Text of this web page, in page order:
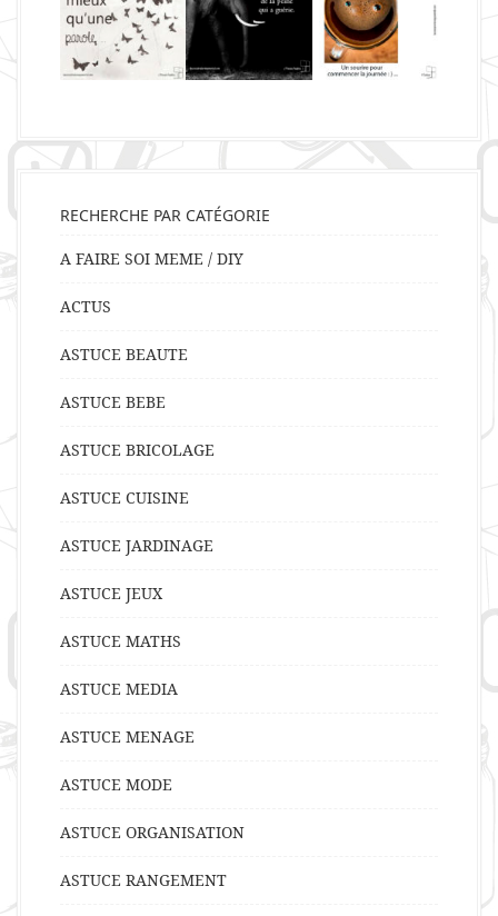
RECHERCHE PAR CATÉGORIE
A FAIRE SOI MEME / DIY
ACTUS
ASTUCE BEAUTE
ASTUCE BEBE
ASTUCE BRICOLAGE
ASTUCE CUISINE
ASTUCE JARDINAGE
ASTUCE JEUX
ASTUCE MATHS
ASTUCE MEDIA
ASTUCE MENAGE
ASTUCE MODE
ASTUCE ORGANISATION
ASTUCE RANGEMENT